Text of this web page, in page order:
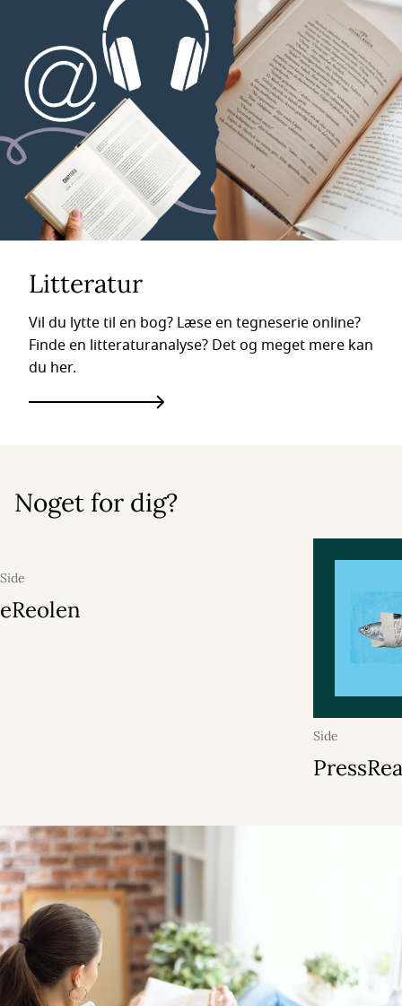
Litteratur
Vil du lytte til en bog? Læse en tegneserie online?
Finde en litteraturanalyse? Det og meget mere kan
du her.
Noget for dig?
Side
eReolen
Side